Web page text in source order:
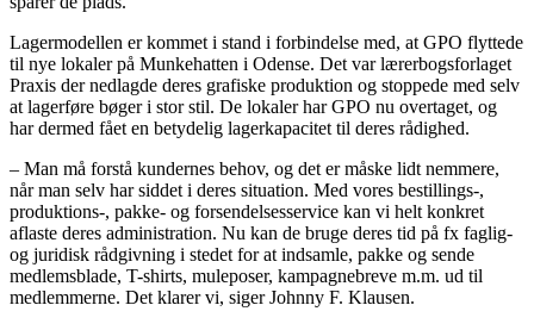
Lagermodellen er kommet i stand i forbindelse med, at GPO flyttede
til nye lokaler på Munkehatten i Odense. Det var lærerbogsforlaget
Praxis der nedlagde deres grafiske produktion og stoppede med selv
at lagerføre bøger i stor stil. De lokaler har GPO nu overtaget, og
har dermed fået en betydelig lagerkapacitet til deres rådighed.
– Man må forstå kundernes behov, og det er måske lidt nemmere,
når man selv har siddet i deres situation. Med vores bestillings-,
produktions-, pakke- og forsendelsesservice kan vi helt konkret
aflaste deres administration. Nu kan de bruge deres tid på fx faglig-
og juridisk rådgivning i stedet for at indsamle, pakke og sende
medlemsblade, T-shirts, muleposer, kampagnebreve m.m. ud til
medlemmerne. Det klarer vi, siger Johnny F. Klausen.